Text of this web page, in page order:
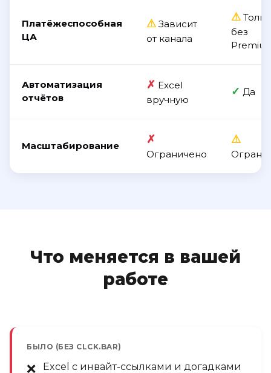
Платёжеспособная
ЦА
⚠ Зависит
от канала
⚠
без
Автоматизация
отчётов
✗ Excel
вручную
✓ Да
Масштабирование ✗
Ограничено
⚠
Что меняется в вашей
работе
БЫЛО (БЕЗ CLCK.BAR)
❌ Excel с инвайт-ссылками и догадками